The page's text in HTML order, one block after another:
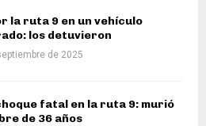
la ruta 9 en un vehículo
los detuvieron
de 2025
fatal en la ruta 9: murió
de 36 años